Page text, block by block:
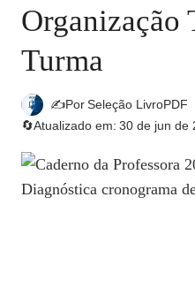
Organização
Turma
✍️PorSeleção LivroPDF
🔄Atualizado em: 30 de jun de